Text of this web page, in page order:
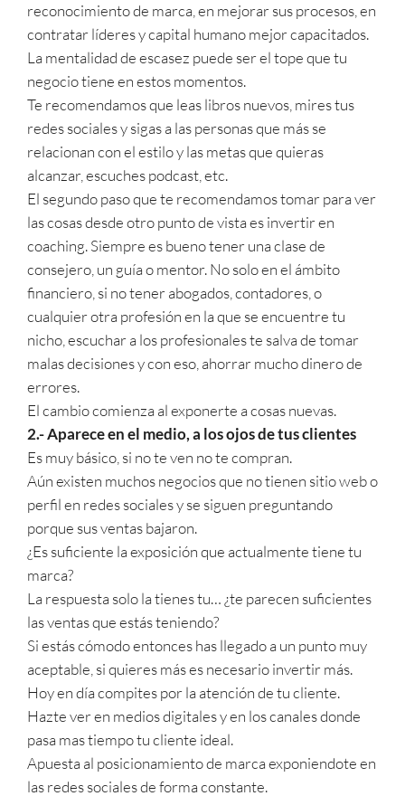
reconocimiento de marca, en mejorar sus procesos, en
contratar líderes y capital humano mejor capacitados.
La mentalidad de escasez puede ser el tope que tu
negocio tiene en estos momentos.
Te recomendamos que leas libros nuevos, mires tus
redes sociales y sigas a las personas que más se
relacionan con el estilo y las metas que quieras
alcanzar, escuches podcast, etc.
El segundo paso que te recomendamos tomar para ver
las cosas desde otro punto de vista es invertir en
coaching. Siempre es bueno tener una clase de
consejero, un guía o mentor. No solo en el ámbito
financiero, si no tener abogados, contadores, o
cualquier otra profesión en la que se encuentre tu
nicho, escuchar a los profesionales te salva de tomar
malas decisiones y con eso, ahorrar mucho dinero de
errores.
El cambio comienza al exponerte a cosas nuevas.
2.- Aparece en el medio, a los ojos de tus clientes
Es muy básico, si no te ven no te compran.
Aún existen muchos negocios que no tienen sitio web o
perfil en redes sociales y se siguen preguntando
porque sus ventas bajaron.
¿Es suficiente la exposición que actualmente tiene tu
marca?
La respuesta solo la tienes tu… ¿te parecen suficientes
las ventas que estás teniendo?
Si estás cómodo entonces has llegado a un punto muy
aceptable, si quieres más es necesario invertir más.
Hoy en día compites por la atención de tu cliente.
Hazte ver en medios digitales y en los canales donde
pasa mas tiempo tu cliente ideal.
Apuesta al posicionamiento de marca exponiendote en
las redes sociales de forma constante.